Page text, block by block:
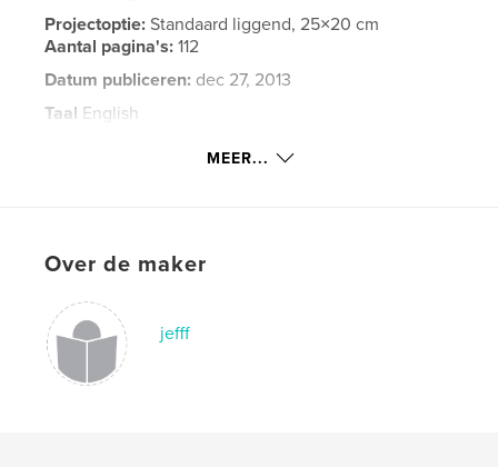
Projectoptie:Standaard liggend, 25×20 cm
Aantal pagina's:112
Datum publiceren: dec 27, 2013
Taal English
MEER...
Over de maker
jefff